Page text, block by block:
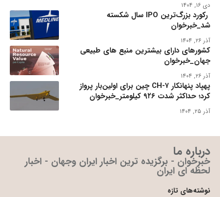
دی ۱۶, ۱۴۰۴
رکورد بزرگ‌ترین IPO سال شکسته
شد_خبرخوان
آذر ۲۶, ۱۴۰۴
کشورهای دارای بیشترین منبع های طبیعی
جهان_خبرخوان
آذر ۲۶, ۱۴۰۴
پهپاد پنهانکار CH-۷ چین برای اولین‌بار پرواز
کرد؛ حداکثر شدت ۹۲۶ کیلومتر_خبرخوان
آذر ۲۵, ۱۴۰۴
درباره ما
خبرخوان - برگزیده ترین اخبار ایران وجهان - اخبار
لحظه ای ایران
نوشته‌های تازه